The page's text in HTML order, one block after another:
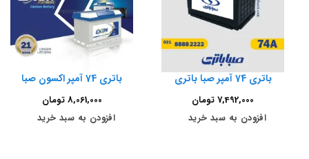
باتری 74 آمپر صبا باتری
7,492,000تومان
افزودن به سبد خرید
باتری 74 آمپر اکسون صبا
8,061,000 تومان
افزودن به سبد خرید